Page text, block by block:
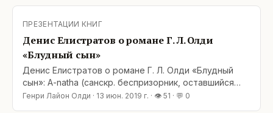
По сюжету как водится взрослеем вместе с
видим себя, местами, в самой что ни на есть
широкой рамке
ПРЕЗЕНТАЦИИ КНИГ
Денис Елистратов о романе Г. Л. Олди
«Блудный сын»
Денис Елистратов о романе Г. Л. Олди «Блудный
сын»: A-natha (санскр. беспризорник, оставшийся
без защиты) — начали издалека. Далее беглец/
Генри Лайон Олди · 13 июн. 2019 г. · 👁 51 · 💬 0